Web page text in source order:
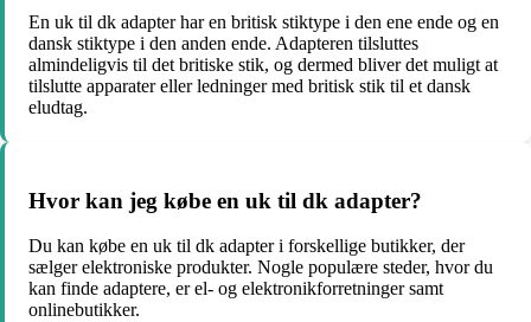
En uk til dk adapter har en britisk stiktype i den ene ende og en
dansk stiktype i den anden ende. Adapteren tilsluttes
almindeligvis til det britiske stik, og dermed bliver det muligt at
tilslutte apparater eller ledninger med britisk stik til et dansk
eludtag.
Hvor kan jeg købe en uk til dk adapter?
Du kan købe en uk til dk adapter i forskellige butikker, der
sælger elektroniske produkter. Nogle populære steder, hvor du
kan finde adaptere, er el- og elektronikforretninger samt
onlinebutikker.